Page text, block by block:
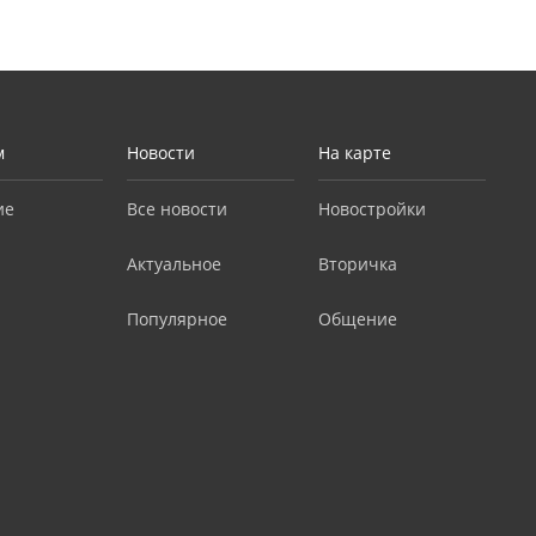
Новости
Все новости
Актуальное
Популярное
На карте
Новостройки
Вторичка
Общение